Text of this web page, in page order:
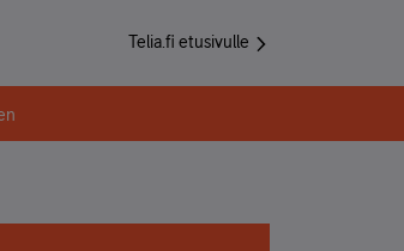
Telia.fi etusivulle